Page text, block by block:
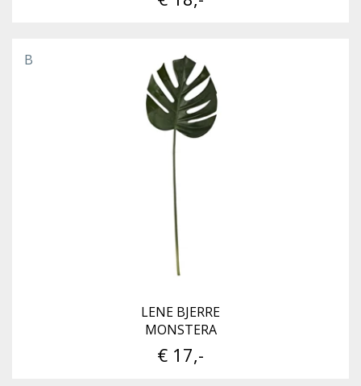
B
LENE BJERRE
MONSTERA
€ 17,-